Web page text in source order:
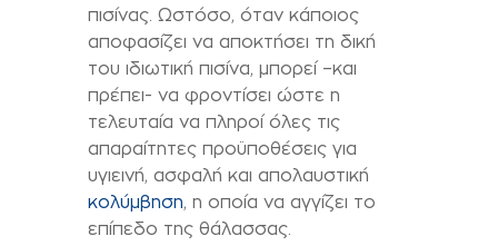
πισίνας. Ωστόσο, όταν κάποιος
αποφασίζει να αποκτήσει τη δική
του ιδιωτική πισίνα, μπορεί –και
πρέπει- να φροντίσει ώστε η
τελευταία να πληροί όλες τις
απαραίτητες προϋποθέσεις για
υγιεινή, ασφαλή και απολαυστική
κολύμβηση, η οποία να αγγίζει το
επίπεδο της θάλασσας.